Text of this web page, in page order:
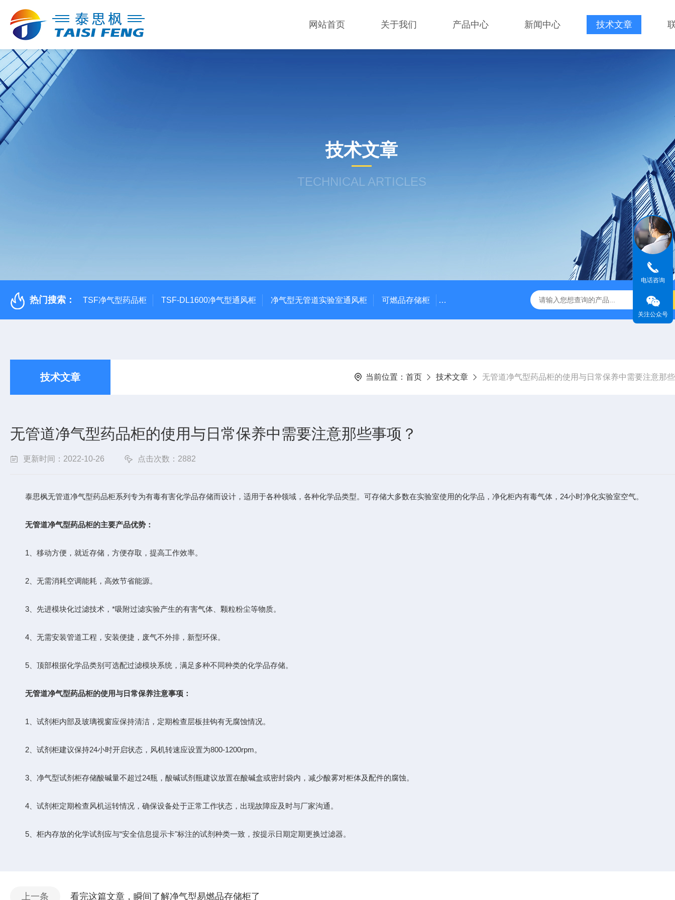
网站首页 关于我们 产品中心 新闻中心 技术文章
技术文章
TECHNICAL ARTICLES
热门搜索： TSF净气型药品柜 TSF-DL1600净气型通风柜 净气型无管道实验室通风柜 可燃品存储柜 TSF-DS800净气型通风柜 TSF-DS800FW净气型通风柜（全
技术文章 当前位置： 首页 技术文章 无管道净气型药品柜的使用与日常保养中需要注意那
无管道净气型药品柜的使用与日常保养中需要注意那些事项？
更新时间：2022-10-26 点击次数：2882
泰思枫无管道净气型药品柜系列专为有毒有害化学品存储而设计，适用于各种领域，各种化学品类型。可存储大多数在实验室使用的化学品，净化柜内有毒气体，24小时净化实验室空气。
无管道净气型药品柜的主要产品优势：
1、移动方便，就近存储，方便存取，提高工作效率。
2、无需消耗空调能耗，高效节省能源。
3、先进模块化过滤技术，*吸附过滤实验产生的有害气体、颗粒粉尘等物质。
4、无需安装管道工程，安装便捷，废气不外排，新型环保。
5、顶部根据化学品类别可选配过滤模块系统，满足多种不同种类的化学品存储。
无管道净气型药品柜的使用与日常保养注意事项：
1、试剂柜内部及玻璃视窗应保持清洁，定期检查层板挂钩有无腐蚀情况。
2、试剂柜建议保持24小时开启状态，风机转速应设置为800-1200rpm。
3、净气型试剂柜存储酸碱量不超过24瓶，酸碱试剂瓶建议放置在酸碱盒或密封袋内，减少酸雾对柜体及配件的腐蚀。
4、试剂柜定期检查风机运转情况，确保设备处于正常工作状态，出现故障应及时与厂家沟通。
5、柜内存放的化学试剂应与“安全信息提示卡"标注的试剂种类一致，按提示日期定期更换过滤器。
上一条 看完这篇文章，瞬间了解净气型易燃品存储柜了
电话咨询
关注公众号